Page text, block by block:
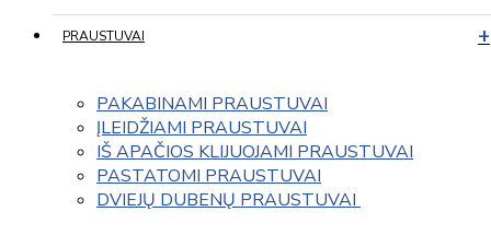
PRAUSTUVAI
PAKABINAMI PRAUSTUVAI
ĮLEIDŽIAMI PRAUSTUVAI
IŠ APAČIOS KLIJUOJAMI PRAUSTUVAI
PASTATOMI PRAUSTUVAI
DVIEJŲ DUBENŲ PRAUSTUVAI